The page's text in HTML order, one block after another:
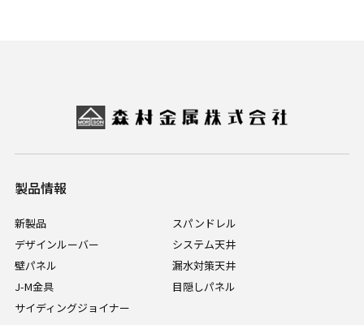
製品情報
新製品
スパンドレル
デザインルーバー
システム天井
壁パネル
漏水対策天井
J-M金具
目隠しパネル
サイディングジョイナー